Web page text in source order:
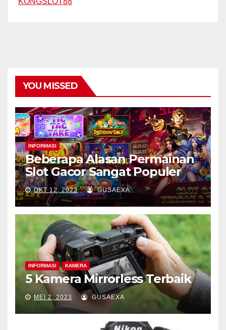
YOU MISSED
INFORMASI
Beberapa Alasan Permainan
Slot Gacor Sangat Populer
OKT 12, 2023 GUSAEXA
INFORMASI KAMERA
5 Kamera Mirrorless Terbaik
MEI 2, 2023 GUSAEXA